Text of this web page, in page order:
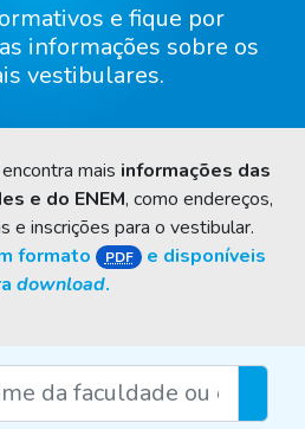
e fique por
informações sobre os
vestibulares.
mais informações das
e do ENEM, como endereços,
e inscrições para o vestibular.
formato
PDF
e disponíveis
download.